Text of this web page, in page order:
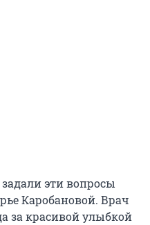
эти вопросы
Каробановой. Врач
за красивой улыбкой